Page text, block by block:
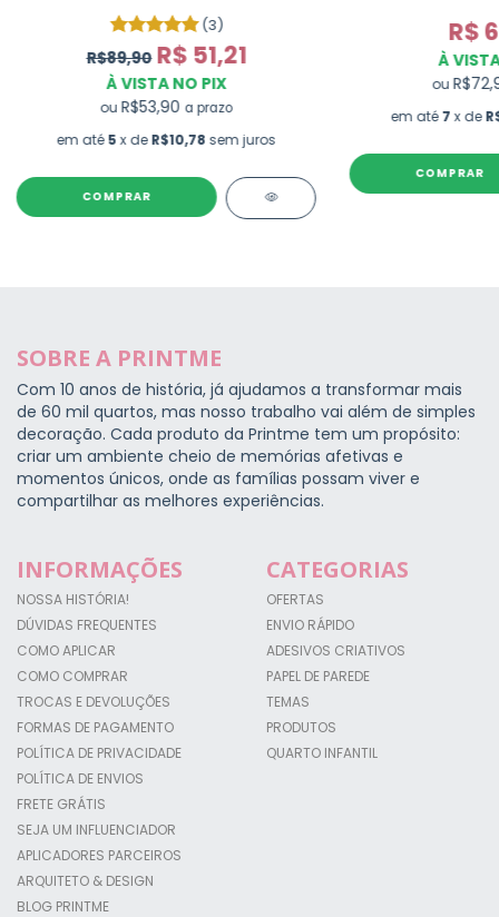
(3)
R$89,90 R$ 51,21
À VISTA NO PIX
ou R$53,90 a prazo
em até5 x deR$10,78 sem juros
COMPRAR
R$
À
ou
em até7 x de
SOBRE A PRINTME
Com 10 anos de história, já ajudamos a transformar mais
de 60 mil quartos, mas nosso trabalho vai além de simples
decoração. Cada produto da Printme tem um propósito:
criar um ambiente cheio de memórias afetivas e
momentos únicos, onde as famílias possam viver e
compartilhar as melhores experiências.
INFORMAÇÕES
NOSSA HISTÓRIA!
DÚVIDAS FREQUENTES
COMO APLICAR
COMO COMPRAR
TROCAS E DEVOLUÇÕES
FORMAS DE PAGAMENTO
POLÍTICA DE PRIVACIDADE
POLÍTICA DE ENVIOS
FRETE GRÁTIS
SEJA UM INFLUENCIADOR
APLICADORES PARCEIROS
ARQUITETO & DESIGN
BLOG PRINTME
CATEGORIAS
OFERTAS
ENVIO RÁPIDO
ADESIVOS CRIATIVOS
PAPEL DE PAREDE
TEMAS
PRODUTOS
QUARTO INFANTIL